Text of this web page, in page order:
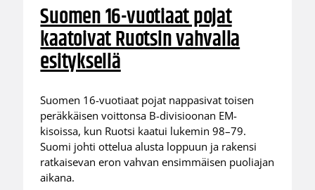
Suomen 16-vuotiaat pojat
kaatoivat Ruotsin vahvalla
esityksellä
Suomen 16-vuotiaat pojat nappasivat toisen
peräkkäisen voittonsa B-divisioonan EM-
kisoissa, kun Ruotsi kaatui lukemin 98–79.
Suomi johti ottelua alusta loppuun ja rakensi
ratkaisevan eron vahvan ensimmäisen puoliajan
aikana.